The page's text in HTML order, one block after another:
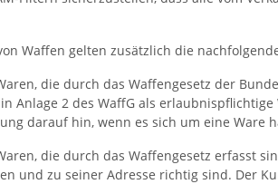
Waffen gelten zusätzlich die
die durch das Waffengesetz der
Anlage 2 des WaffG als
darauf hin, wenn es sich um eine Ware
die durch das Waffengesetz erfasst
und zu seiner Adresse richtig sind. Der